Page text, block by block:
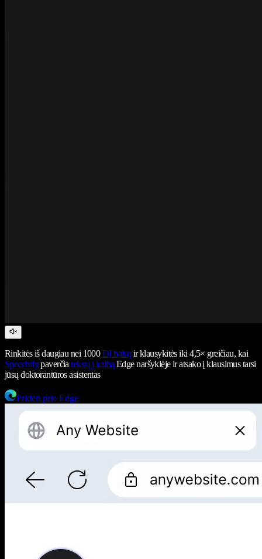
Rinkitės iš daugiau nei 1000DI balsų ir klausykitės iki 4,5× greičiau, kai
Speechifypaverčiatekstą į kalbą Edge naršyklėje ir atsako į klausimus tarsi
jūsų doktorantūros asistentas
Pridėti prie Edge